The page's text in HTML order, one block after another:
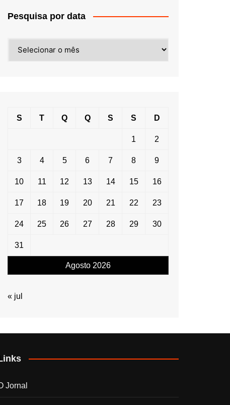
Pesquisa por data
por
Agosto 2026
S T Q Q S S D
1 2
3 4 5 6 7 8 9
10 11 12 13 14 15 16
17 18 19 20 21 22 23
24 25 26 27 28 29 30
31
« jul
Jornal